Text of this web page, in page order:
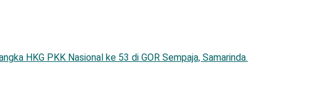
HKG PKK Nasional ke 53 di GOR Sempaja, Samarinda.